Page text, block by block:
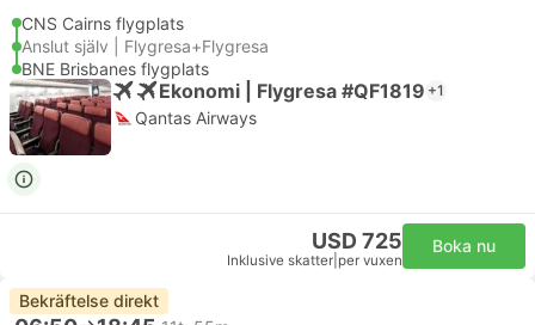
CNS Cairns flygplats
Anslut själv | Flygresa+Flygresa
BNE Brisbanes flygplats
Ekonomi | Flygresa #QF1819 +1
Qantas Airways
USD 725
Inklusive skatter per vuxen
Boka nu
Bekräftelse direkt